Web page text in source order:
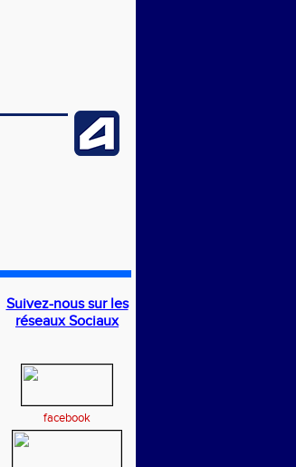
Suivez-nous sur les
réseaux Sociaux
facebook